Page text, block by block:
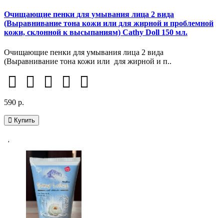
Очищающие пенки для умывания лица 2 вида
(Выравнивание тона кожи или для жирной и проблемной
кожи, склонной к высыпаниям) Cathy Doll 150 мл.
Очищающие пенки для умывания лица 2 вида
(Выравнивание тона кожи или для жирной и п..
590 р.
Купить